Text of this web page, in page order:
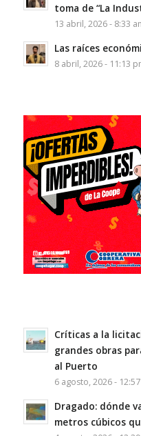
toma de “La
13 abril, 2026 - 8:33
Las raíces
8 abril, 2026 - 11:13
Críticas a la
grandes obras
al Puerto
6 agosto, 2026 -
Dragado: dónde
metros cúbicos